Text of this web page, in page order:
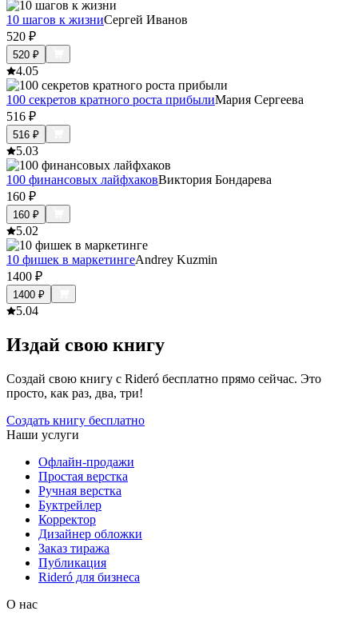
10 шагов к жизниСергей Иванов
520 ₽
520 ₽
4.05
100 секретов кратного роста прибылиМария Сергеева
516 ₽
516 ₽
5.03
100 финансовых лайфхаковВиктория Бондарева
160 ₽
160 ₽
5.02
10 фишек в маркетингеAndrey Kuzmin
1400 ₽
1400 ₽
5.04
Издай свою книгу
Создай свою книгу с Rideró бесплатно прямо сейчас. Это
просто, как раз, два, три!
Создать книгу бесплатно
Наши услуги
Офлайн-продажи
Простая верстка
Ручная верстка
Буктрейлер
Корректор
Дизайнер обложки
Заказ тиража
Публикация
Rideró для бизнеса
О нас